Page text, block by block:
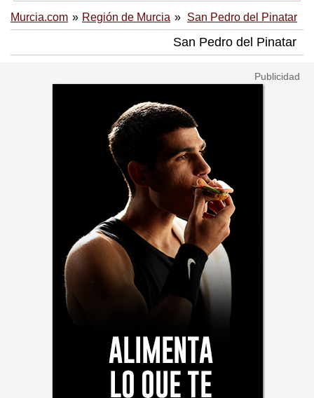
Murcia.com Región de Murcia San Pedro del Pinatar
San Pedro del Pinatar